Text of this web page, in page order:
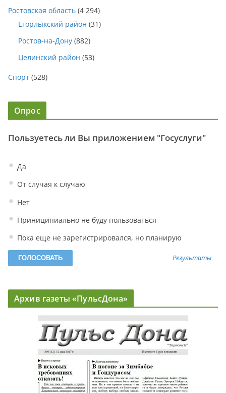
Ростовская область (4 294)
Егорлыкский район (31)
Ростов-на-Дону (882)
Целинский район (53)
Спорт (528)
Опрос
Пользуетесь ли Вы приложением "Госуслуги"
Да
От случая к случаю
Нет
Приниципиально не буду пользоваться
Пока еще не зарегистрировался, но планирую
Результаты
Архив газеты «ПульсДона»